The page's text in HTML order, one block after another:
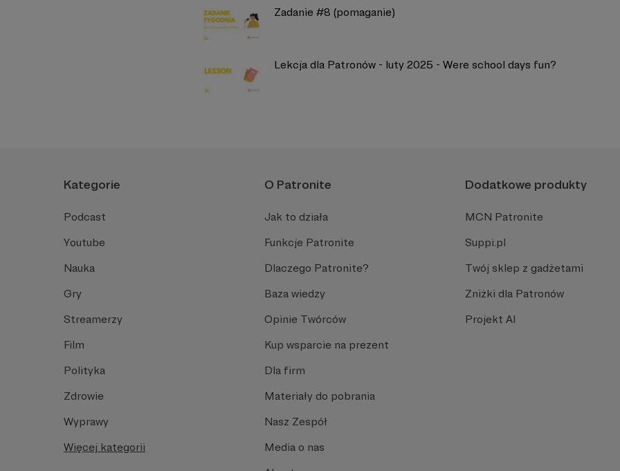
Zadanie #8 (pomaganie)
Lekcja dla Patronów - luty 2025 - Were school days fun?
Kategorie
Podcast
Youtube
Nauka
Gry
Streamerzy
Film
Polityka
Zdrowie
Wyprawy
Więcej kategorii
O Patronite
Jak to działa
Funkcje Patronite
Dlaczego Patronite?
Baza wiedzy
Opinie Twórców
Kup wsparcie na prezent
Dla firm
Materiały do pobrania
Nasz Zespół
Media o nas
Dodatkowe produkty
MCN Patronite
Suppi.pl
Twój sklep z gadżetami
Zniżki dla Patronów
Projekt AI